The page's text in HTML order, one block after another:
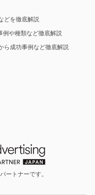
どを徹底解説
例や種類など徹底解説
ら成功事例など徹底解説
ートナーです。